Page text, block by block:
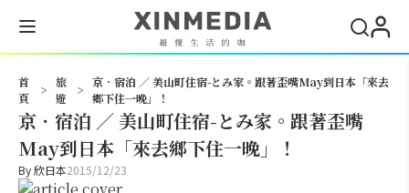
首
頁
>
旅
遊
>
京．宿泊 ／ 美山町住宿-とみ家。跟著歪嘴May到日本「來去
鄉下住一晚」！
京．宿泊 ／ 美山町住宿-とみ家。跟著歪嘴
May到日本「來去鄉下住一晚」！
By欣日本2015/12/23